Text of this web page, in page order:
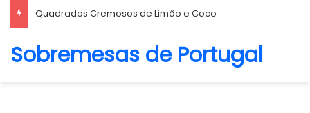
Biscoito Amanteigado
Sobremesas de Portugal